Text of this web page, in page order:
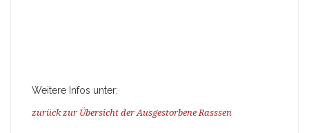
Weitere Infos unter:
zurück zur Übersicht der Ausgestorbene Rasssen